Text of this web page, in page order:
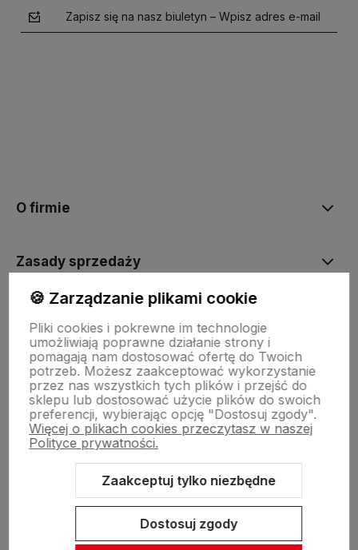
Zapisz się na nasz biuletyn – Wpisz adres e-mail
O firmie
Zasady sprzedaży
Inne
Sklep internetowy Shoper Premium
Szablon Shoper Modern 3.0™
🍪 Zarządzanie plikami cookie
Pliki cookies i pokrewne im technologie
umożliwiają poprawne działanie strony i
pomagają nam dostosować ofertę do Twoich
potrzeb. Możesz zaakceptować wykorzystanie
przez nas wszystkich tych plików i przejść do
sklepu lub dostosować użycie plików do swoich
preferencji, wybierając opcję "Dostosuj zgody".
Więcej o plikach cookies przeczytasz w naszej
Polityce prywatności.
Zaakceptuj tylko niezbędne
Dostosuj zgody